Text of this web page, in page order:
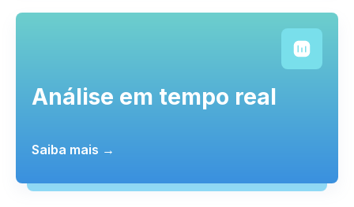
Análise em tempo real
Saiba mais →